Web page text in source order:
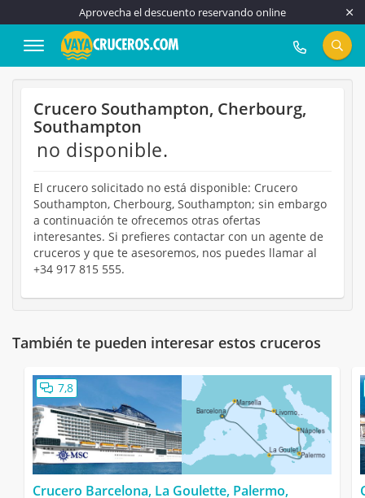
Aprovecha el descuento reservando online
917 815 555
Crucero Southampton, Cherbourg,
Southampton
no disponible.
El crucero solicitado no está disponible: Crucero
Southampton, Cherbourg, Southampton; sin embargo
a continuación te ofrecemos otras ofertas
interesantes. Si prefieres contactar con un agente de
cruceros y que te asesoremos, nos puedes llamar al
+34 917 815 555.
También te pueden interesar estos cruceros
7,8
Crucero Barcelona, La Goulette, Palermo,